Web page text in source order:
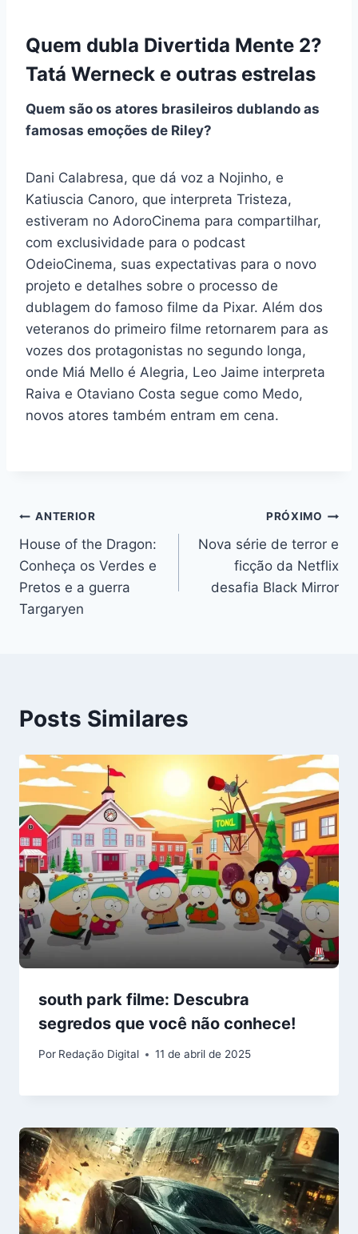
Quem dubla Divertida Mente 2?
Tatá Werneck e outras estrelas
Quem são os atores brasileiros dublando as
famosas emoções de Riley?
Dani Calabresa, que dá voz a Nojinho, e
Katiuscia Canoro, que interpreta Tristeza,
estiveram no AdoroCinema para compartilhar,
com exclusividade para o podcast
OdeioCinema, suas expectativas para o novo
projeto e detalhes sobre o processo de
dublagem do famoso filme da Pixar. Além dos
veteranos do primeiro filme retornarem para as
vozes dos protagonistas no segundo longa,
onde Miá Mello é Alegria, Leo Jaime interpreta
Raiva e Otaviano Costa segue como Medo,
novos atores também entram em cena.
Navegação
de
Post
ANTERIOR
House of the Dragon:
Conheça os Verdes e
Pretos e a guerra
Targaryen
PRÓXIMO
Nova série de terror e
ficção da Netflix
desafia Black Mirror
Posts Similares
south park filme: Descubra
segredos que você não conhece!
Por Redação Digital 11 de abril de 2025